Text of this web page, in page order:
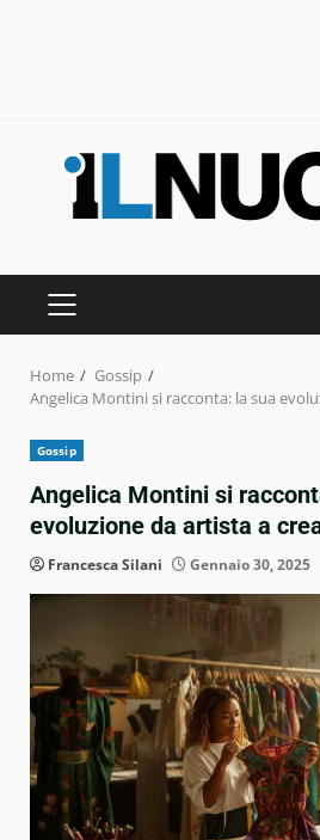
PRIMARY
Home
Gossip
Angelica Montini si racconta: la sua
Gossip
Angelica Montini si
evoluzione da artista a
Francesca Silani Gennaio 30, 2025